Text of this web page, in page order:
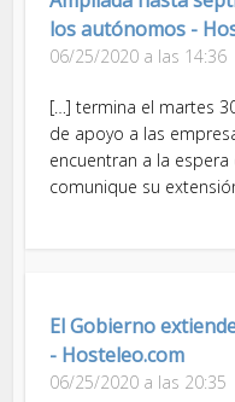
los autónomos -
06/25/2020 a las 14:36
[…] termina el martes
de apoyo a las
encuentran a la
comunique su
El Gobierno
- Hosteleo.com
06/25/2020 a las 20:35